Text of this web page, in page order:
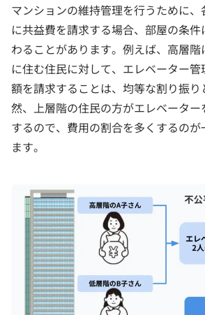
マンションの維持管理を行うために
に共益費を請求する場合、部屋の条
わることがあります。例えば、高層
に住む住民に対して、エレベーター
額を請求することは、均等な割り振
然、上層階の住民の方がエレベータ
するので、費用の割合を多くするの
ます。